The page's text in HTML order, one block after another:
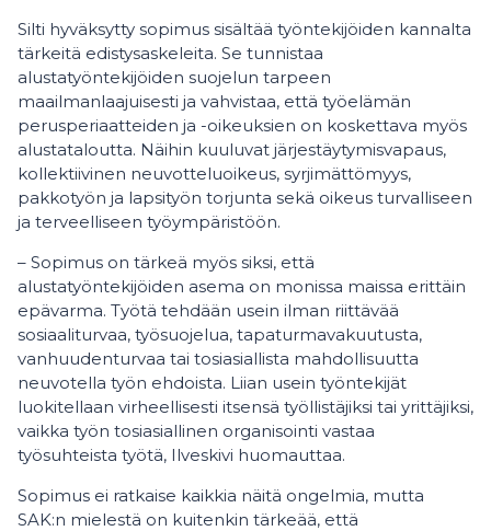
Silti hyväksytty sopimus sisältää työntekijöiden kannalta
tärkeitä edistysaskeleita. Se tunnistaa
alustatyöntekijöiden suojelun tarpeen
maailmanlaajuisesti ja vahvistaa, että työelämän
perusperiaatteiden ja -oikeuksien on koskettava myös
alustataloutta. Näihin kuuluvat järjestäytymisvapaus,
kollektiivinen neuvotteluoikeus, syrjimättömyys,
pakkotyön ja lapsityön torjunta sekä oikeus turvalliseen
ja terveelliseen työympäristöön.
– Sopimus on tärkeä myös siksi, että
alustatyöntekijöiden asema on monissa maissa erittäin
epävarma. Työtä tehdään usein ilman riittävää
sosiaaliturvaa, työsuojelua, tapaturmavakuutusta,
vanhuudenturvaa tai tosiasiallista mahdollisuutta
neuvotella työn ehdoista. Liian usein työntekijät
luokitellaan virheellisesti itsensä työllistäjiksi tai yrittäjiksi,
vaikka työn tosiasiallinen organisointi vastaa
työsuhteista työtä, Ilveskivi huomauttaa.
Sopimus ei ratkaise kaikkia näitä ongelmia, mutta
SAK:n mielestä on kuitenkin tärkeää, että